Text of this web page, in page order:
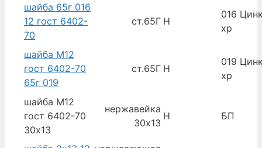
шайба 65г 016
12 гост 6402-
70
ст.65Г Н
016
хр
шайба М12
гост 6402-70
65г 019
ст.65Г Н
019
хр
шайба М12
гост 6402-70
30х13
нержавейка
30х13
Н БП